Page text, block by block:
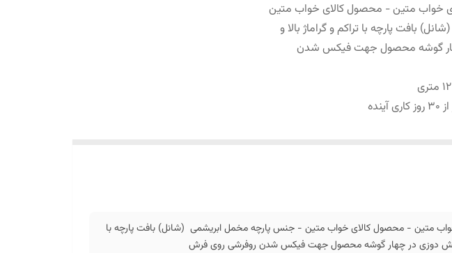
خواب متین - محصول کالای خواب متین
بافت پارچه با تراکم و گراماژ بالا و
گوشه محصول جهت فیکس شدن
متین - محصول کالای خواب متین - جنس پارچه مخمل ابریشمی (شانل) بافت پارچه با
کش دوزی در چهار گوشه محصول جهت فیکس شدن روفرشی روی فرش